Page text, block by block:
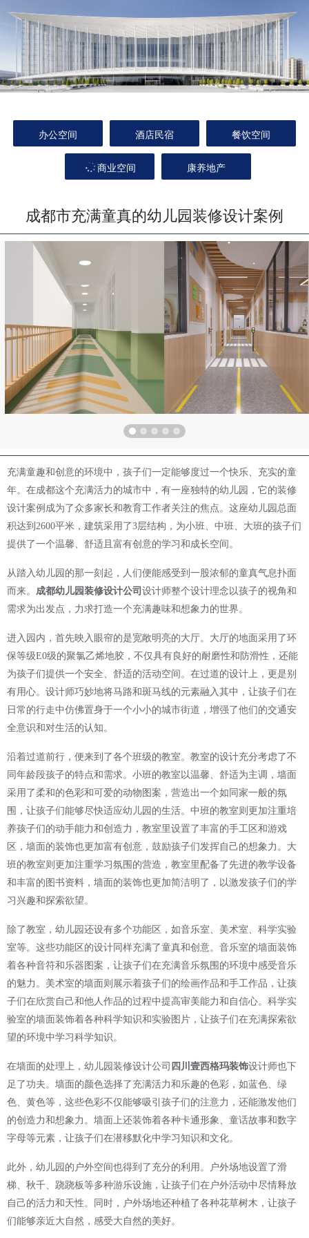
办公空间 酒店民宿 餐饮空间
商业空间 康养地产
成都市充满童真的幼儿园装修设计案例
充满童趣和创意的环境中，孩子们一定能够度过一个快乐、充实的童
年。 在成都这个充满活力的城市中，有一座独特的幼儿园，它的装修
设计案例成为了众多家长和教育工作者关注的焦点。这座幼儿园总面
积达到 2600平米，建筑采用了3层结构，为小班、中班、大班的孩子们
提供了一个温馨、舒适且富有创意的学习和成长空间。
从踏入幼儿园的那一刻起，人们便能感受到一股浓郁的童真气息扑面
而来。 成都幼儿园装修设计公司 设计师整个设计理念以孩子的视角和
需求为出发点，力求打造一个充满趣味和想象力的世界。
进入园内，首先映入眼帘的是宽敞明亮的大厅。大厅的地面采用了环
保等级E0级的聚氯乙烯地胶，不仅具有良好的耐磨性和防滑性，还能
为孩子们提供一个安全、舒适的活动空间。在过道的设计上，更是别
有用心。设计师巧妙地将马路和斑马线的元素融入其中，让孩子们在
日常的行走中仿佛置身于一个小小的城市街道，增强了他们的交通安
全意识和对生活的认知。
沿着过道前行，便来到了各个班级的教室。教室的设计充分考虑了不
同年龄段孩子的特点和需求。小班的教室以温馨、舒适为主调，墙面
采用了柔和的色彩和可爱的动物图案，营造出一个如同家一般的氛
围，让孩子们能够尽快适应幼儿园的生活。中班的教室则更加注重培
养孩子们的动手能力和创造力，教室里设置了丰富的手工区和游戏
区，墙面的装饰也更加富有创意，鼓励孩子们发挥自己的想象力。大
班的教室则更加注重学习氛围的营造，教室里配备了先进的教学设备
和丰富的图书资料，墙面的装饰也更加简洁明了，以激发孩子们的学
习兴趣和探索欲望。
除了教室，幼儿园还设有多个功能区，如音乐室、美术室、科学实验
室等。这些功能区的设计同样充满了童真和创意。音乐室的墙面装饰
着各种音符和乐器图案，让孩子们在充满音乐氛围的环境中感受音乐
的魅力。美术室的墙面则展示着孩子们的绘画作品和手工作品，让孩
子们在欣赏自己和他人作品的过程中提高审美能力和自信心。科学实
验室的墙面装饰着各种科学知识和实验图片，让孩子们在充满探索欲
望的环境中学习科学知识。
在墙面的处理上， 幼儿园装修设计公司 四川壹西格玛装饰设计师也下
足了功夫。墙面的颜色选择了充满活力和乐趣的色彩，如蓝色、绿
色、黄色等，这些色彩不仅能够吸引孩子们的注意力，还能激发他们
的创造力和想象力。墙面上还装饰着各种卡通形象、童话故事和数字
字母等元素，让孩子们在潜移默化中学习知识和文化。
此外，幼儿园的户外空间也得到了充分的利用。户外场地设置了滑
梯、秋千、跷跷板等多种游乐设施，让孩子们在户外活动中尽情释放
自己的活力和天性。同时，户外场地还种植了各种花草树木，让孩子
们能够亲近大自然，感受大自然的美好。